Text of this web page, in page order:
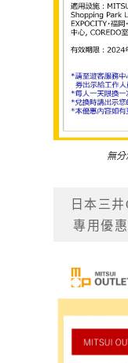
無
日本三
專用優